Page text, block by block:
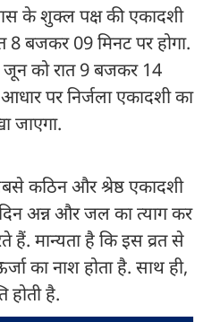
के शुक्ल पक्ष की एकादशी
बजकर 09 मिनट पर होगा.
जून को रात 9 बजकर 14
पर निर्जला एकादशी का
जाएगा.
कठिन और श्रेष्ठ एकादशी
दिन अन्न और जल का त्याग कर
हैं. मान्यता है कि इस व्रत से
का नाश होता है. साथ ही,
होती है.